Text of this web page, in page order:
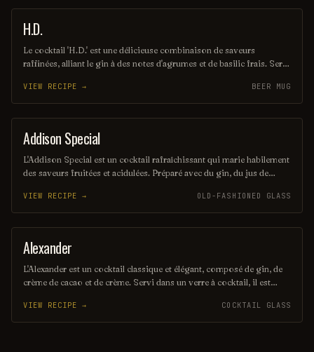
papilles.
COFFEE / TEA
H.D.
Le cocktail 'H.D.' est une délicieuse combinaison de saveurs
raffinées, alliant le gin à des notes d'agrumes et de basilic frais. Servi
parfaite pour les soirées élégantes. Ce mélange audacieux saura
séduire les amateurs de cocktails sophistiqués.
VIEW RECIPE → BEER MUG
COCKTAIL
Addison Special
L'Addison Special est un cocktail rafraîchissant qui marie habilement
des saveurs fruitées et acidulées. Préparé avec du gin, du jus de
expérience gustative unique, parfaite pour les soirées estivales. Sa
présentation élégante en fait également un choix idéal pour
impressionner vos invités.
VIEW RECIPE → OLD-FASHIONED GLASS
ORDINARY DRINK
Alexander
L'Alexander est un cocktail classique et élégant, composé de gin, de
crème de cacao et de crème. Servi dans un verre à cocktail, il est
mélange onctueux et savoureux en fait un choix parfait pour les
amateurs de cocktails raffinés.
VIEW RECIPE → COCKTAIL GLASS